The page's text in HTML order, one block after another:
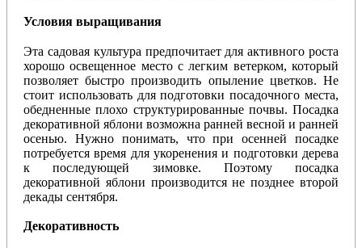
Условия выращивания
Эта садовая культура предпочитает для активного роста
хорошо освещенное место с легким ветерком, который
позволяет быстро производить опыление цветков. Не
стоит использовать для подготовки посадочного места,
обедненные плохо структурированные почвы. Посадка
декоративной яблони возможна ранней весной и ранней
осенью. Нужно понимать, что при осенней посадке
потребуется время для укоренения и подготовки дерева
к последующей зимовке. Поэтому посадка
декоративной яблони производится не позднее второй
декады сентября.
Декоративность